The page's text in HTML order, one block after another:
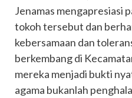
Jenamas mengapresiasi
tokoh tersebut dan
kebersamaan dan
berkembang di
mereka menjadi bukti
agama bukanlah